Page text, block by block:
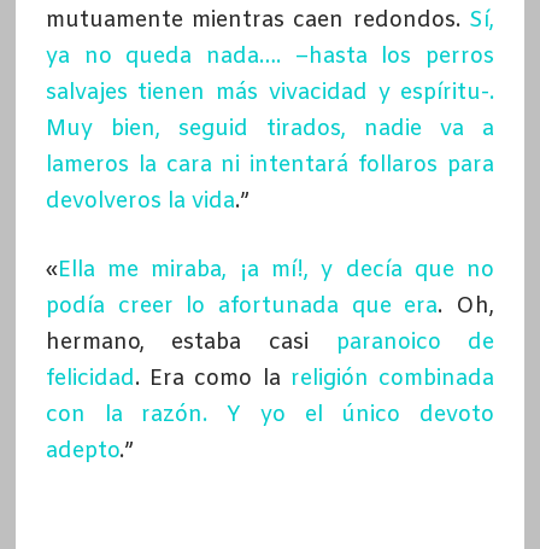
mutuamente mientras caen redondos. Sí,
ya no queda nada…. –hasta los perros
salvajes tienen más vivacidad y espíritu-.
Muy bien, seguid tirados, nadie va a
lameros la cara ni intentará follaros para
devolveros la vida.”
«Ella me miraba, ¡a mí!, y decía que no
podía creer lo afortunada que era. Oh,
hermano, estaba casi paranoico de
felicidad. Era como la religión combinada
con la razón. Y yo el único devoto
adepto.”